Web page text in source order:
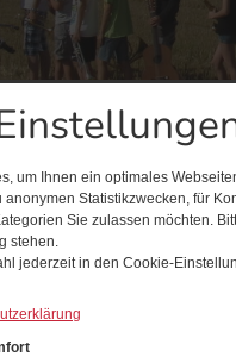
um Ihnen ein optimales
Statistikzwecken, für
Sie zulassen möchten.
stehen.
jederzeit in den Cookie-